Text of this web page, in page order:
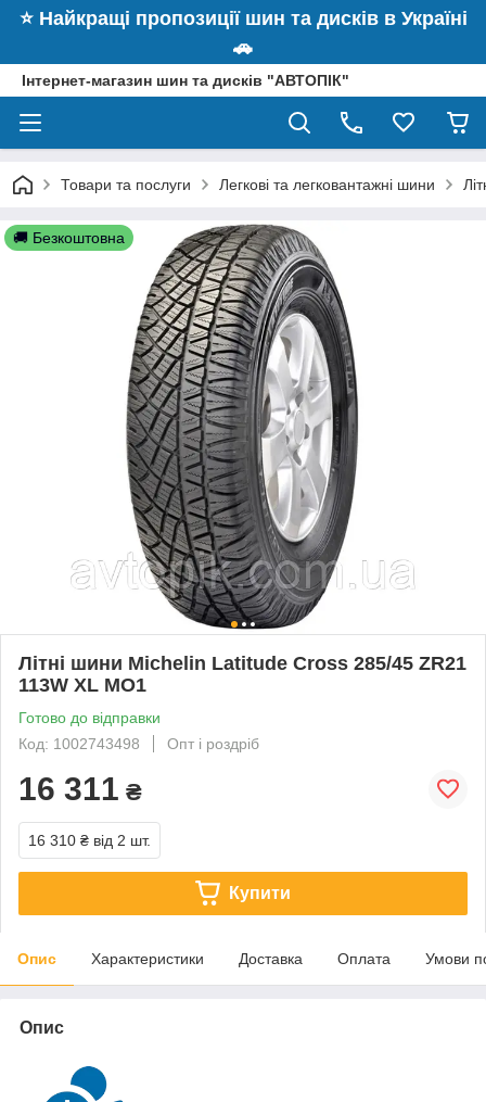
⭐️ Найкращі пропозиції шин та дисків в Україні
🚗
Інтернет-магазин шин та дисків "АВТОПІК"
Товари та послуги Легкові та легковантажні шини
🚚 Безкоштовна
Літні шини Michelin Latitude Cross 285/45 ZR21
113W XL MO1
Готово до відправки
Код: 1002743498
Опт і роздріб
16 311 ₴
16 310 ₴ від 2 шт.
Купити
Опис Характеристики Доставка Оплата Умови
Опис